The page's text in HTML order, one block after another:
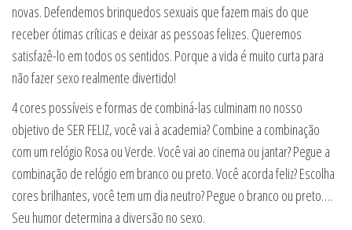
novas. Defendemos brinquedos sexuais que fazem mais do que
receber ótimas críticas e deixar as pessoas felizes. Queremos
satisfazê-lo em todos os sentidos. Porque a vida é muito curta para
não fazer sexo realmente divertido!
4 cores possíveis e formas de combiná-las culminam no nosso
objetivo de SER FELIZ, você vai à academia? Combine a combinação
com um relógio Rosa ou Verde. Você vai ao cinema ou jantar? Pegue a
combinação de relógio em branco ou preto. Você acorda feliz? Escolha
cores brilhantes, você tem um dia neutro? Pegue o branco ou preto….
Seu humor determina a diversão no sexo.